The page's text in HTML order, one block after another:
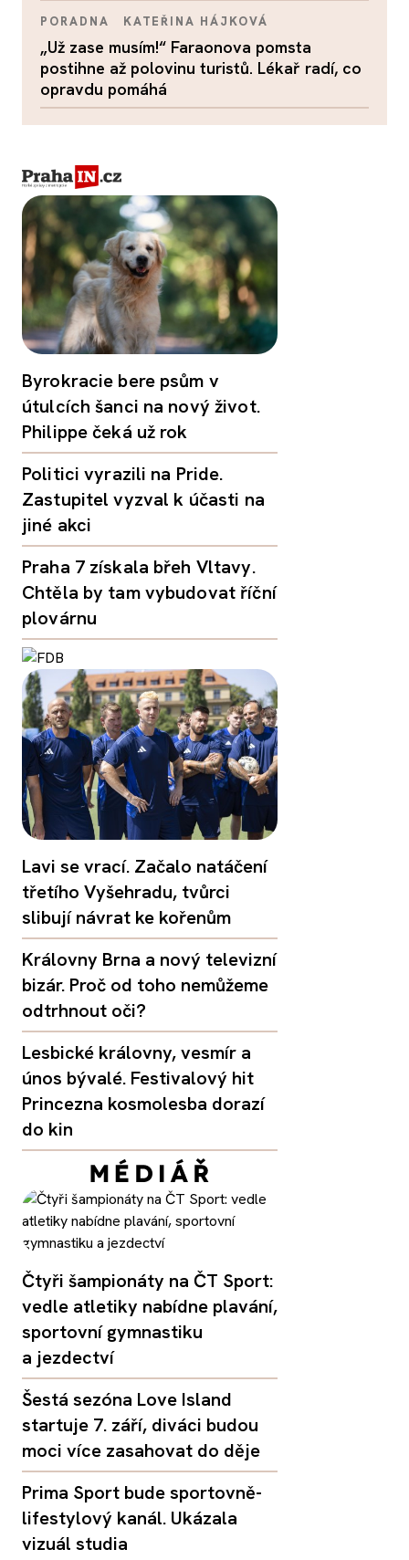
PORADNA KATEŘINA HÁJKOVÁ
„Už zase musím!“ Faraonova pomsta
postihne až polovinu turistů. Lékař radí, co
opravdu pomáhá
Byrokracie bere psům v
útulcích šanci na nový život.
Philippe čeká už rok
Politici vyrazili na Pride.
Zastupitel vyzval k účasti na
jiné akci
Praha 7 získala břeh Vltavy.
Chtěla by tam vybudovat říční
plovárnu
Lavi se vrací. Začalo natáčení
třetího Vyšehradu, tvůrci
slibují návrat ke kořenům
Královny Brna a nový televizní
bizár. Proč od toho nemůžeme
odtrhnout oči?
Lesbické královny, vesmír a
únos bývalé. Festivalový hit
Princezna kosmolesba dorazí
do kin
Čtyři šampionáty na ČT Sport:
vedle atletiky nabídne plavání,
sportovní gymnastiku
a jezdectví
Šestá sezóna Love Island
startuje 7. září, diváci budou
moci více zasahovat do děje
Prima Sport bude sportovně-
lifestylový kanál. Ukázala
vizuál studia